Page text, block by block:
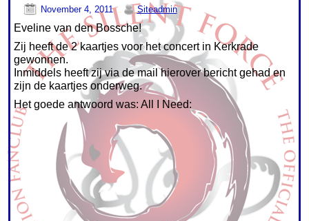
November 4, 2011 Siteadmin
Eveline van den Bossche!
Zij heeft de 2 kaartjes voor het concert in Kerkrade
gewonnen.
Inmiddels heeft zij via de mail hierover bericht gehad en
zijn de kaartjes onderweg.
Het goede antwoord was: All I Need: